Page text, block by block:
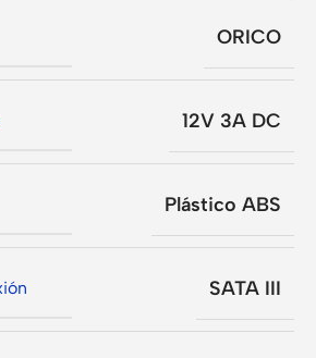
ORICO
12V 3A DC
Plástico ABS
SATA III